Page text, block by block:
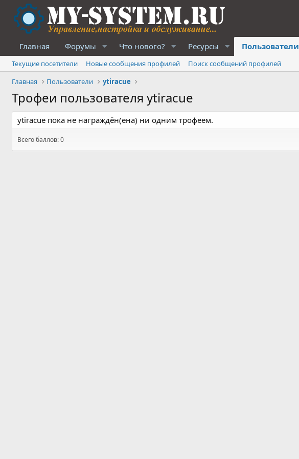
Главная Форумы Что нового? Ресурсы Пользователи
Текущие посетители Новые сообщения профилей
Поиск сообщений профилей
Главная
Пользователи ytiracue
Трофеи пользователя ytiracue
ytiracue пока не награждён(ена) ни одним трофеем.
Всего баллов: 0